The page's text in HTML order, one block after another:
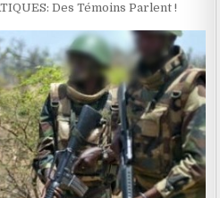
Des Témoins Parlent !